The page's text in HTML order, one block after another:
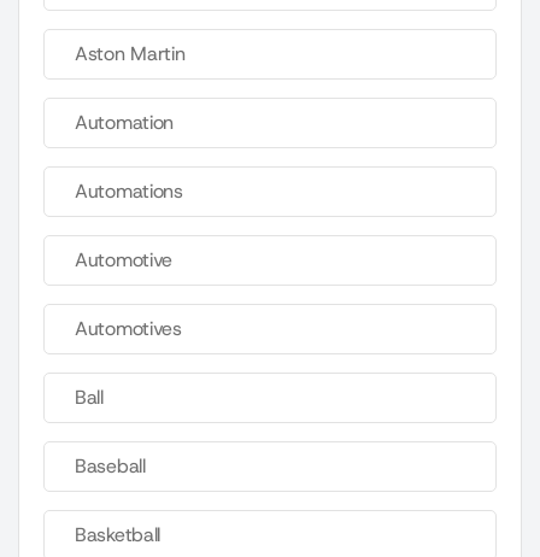
Aston Martin
Automation
Automations
Automotive
Automotives
Ball
Baseball
Basketball